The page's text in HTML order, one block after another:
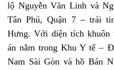
lộ Nguyễn Văn Linh và
Tân Phú, Quận 7 – trái
Hưng. Với diện tích khuôn
án nằm trong Khu Y tế –
Nam Sài Gòn và hồ Bán